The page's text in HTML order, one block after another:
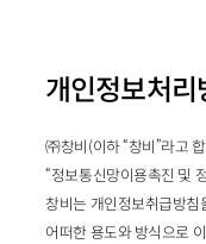
개인정보처리
㈜창비(이하 “창비”라고
“정보통신망이용촉진 및
창비는 개인정보취급방
어떠한 용도와 방식으로